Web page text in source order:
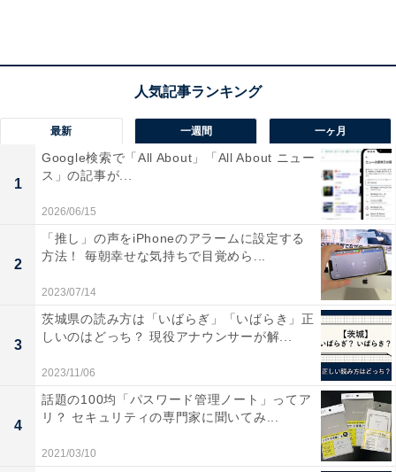
それぞれの主張をアンケートに寄せられたコメントから
〇「必要だと思う」派
文字だけのコミュニケーションですと、お互いが必
要以上に気を使ってしまうと思います。また、文書
でのやり取りの場合お互いの受け取り方に齟齬が発
生してしまう為何度もやりとりを繰り返すこととな
り、かえってタイムロスです。言葉やニュアンスで
伝えられたり感じ取ったりできる部分は必要だと思
います。（金融 48歳 女性）
最新 一週間 一ヶ月
1
Google検索で「All About」「All About ニュー
ス」の記事が...
2026/06/15
2
「推し」の声をiPhoneのアラームに設定する
方法！ 毎朝幸せな気持ちで目覚めら...
2023/07/14
3
茨城県の読み方は「いばらぎ」「いばらき」正
しいのはどっち？ 現役アナウンサーが解...
2023/11/06
4
話題の100均「パスワード管理ノート」ってア
リ？ セキュリティの専門家に聞いてみ...
2021/03/10